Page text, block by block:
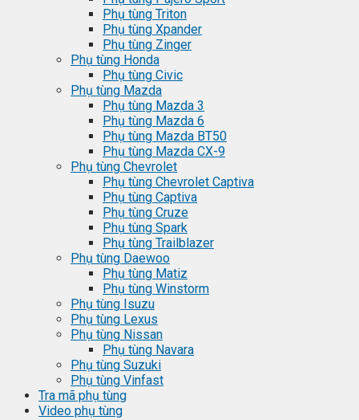
Phụ tùng Triton
Phụ tùng Xpander
Phụ tùng Zinger
Phụ tùng Honda
Phụ tùng Civic
Phụ tùng Mazda
Phụ tùng Mazda 3
Phụ tùng Mazda 6
Phụ tùng Mazda BT50
Phụ tùng Mazda CX-9
Phụ tùng Chevrolet
Phụ tùng Chevrolet Captiva
Phụ tùng Captiva
Phụ tùng Cruze
Phụ tùng Spark
Phụ tùng Trailblazer
Phụ tùng Daewoo
Phụ tùng Matiz
Phụ tùng Winstorm
Phụ tùng Isuzu
Phụ tùng Lexus
Phụ tùng Nissan
Phụ tùng Navara
Phụ tùng Suzuki
Phụ tùng Vinfast
Tra mã phụ tùng
Video phụ tùng